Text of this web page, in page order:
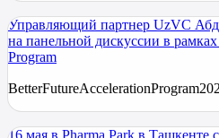
Управляющий партнер UzVC
на панельной дискуссии в
Program